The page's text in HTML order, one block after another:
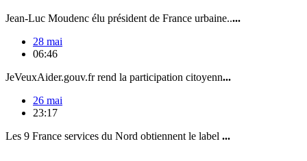
Jean-Luc Moudenc élu président de France urbaine.....
28 mai
06:46
JeVeuxAider.gouv.fr rend la participation citoyenn...
26 mai
23:17
Les 9 France services du Nord obtiennent le label ...